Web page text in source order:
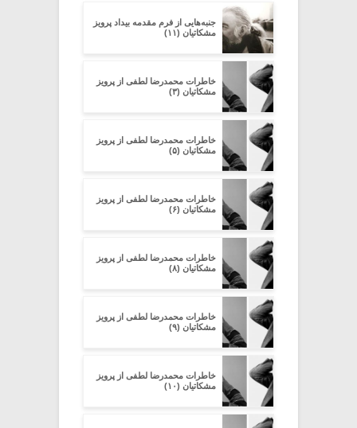
جنبه‌هایی از فرم مقدمه‌ بیداد پرویز
مشکاتیان (۱۱)
خاطرات محمدرضا لطفی از پرویز
مشکاتیان (۳)
خاطرات محمدرضا لطفی از پرویز
مشکاتیان (۵)
خاطرات محمدرضا لطفی از پرویز
مشکاتیان (۶)
خاطرات محمدرضا لطفی از پرویز
مشکاتیان (۸)
خاطرات محمدرضا لطفی از پرویز
مشکاتیان (۹)
خاطرات محمدرضا لطفی از پرویز
مشکاتیان (۱۰)